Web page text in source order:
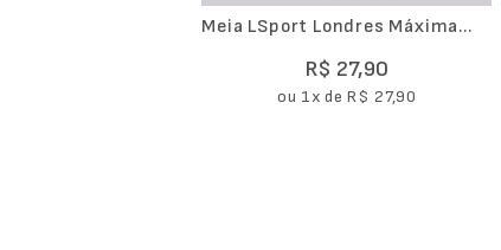
Meia LSport Londres Máxima
R$ 27,90
ou 1x deR$ 27,90